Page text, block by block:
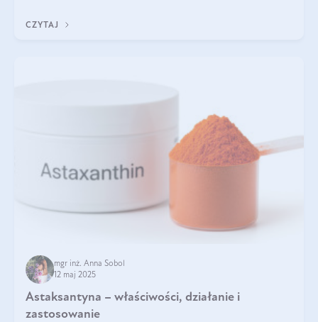
CZYTAJ
mgr inż. Anna Sobol
12 maj 2025
Astaksantyna – właściwości, działanie i
zastosowanie